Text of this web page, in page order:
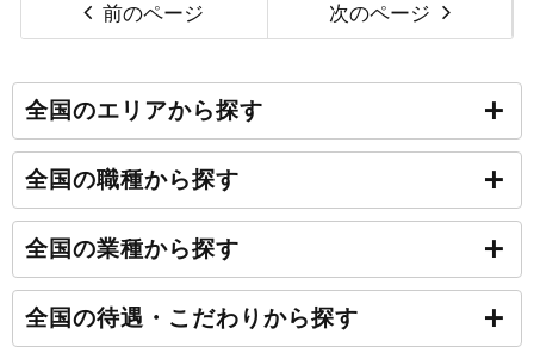
前のページ 次のページ
全国のエリアから探す
全国の職種から探す
全国の業種から探す
全国の待遇・こだわりから探す